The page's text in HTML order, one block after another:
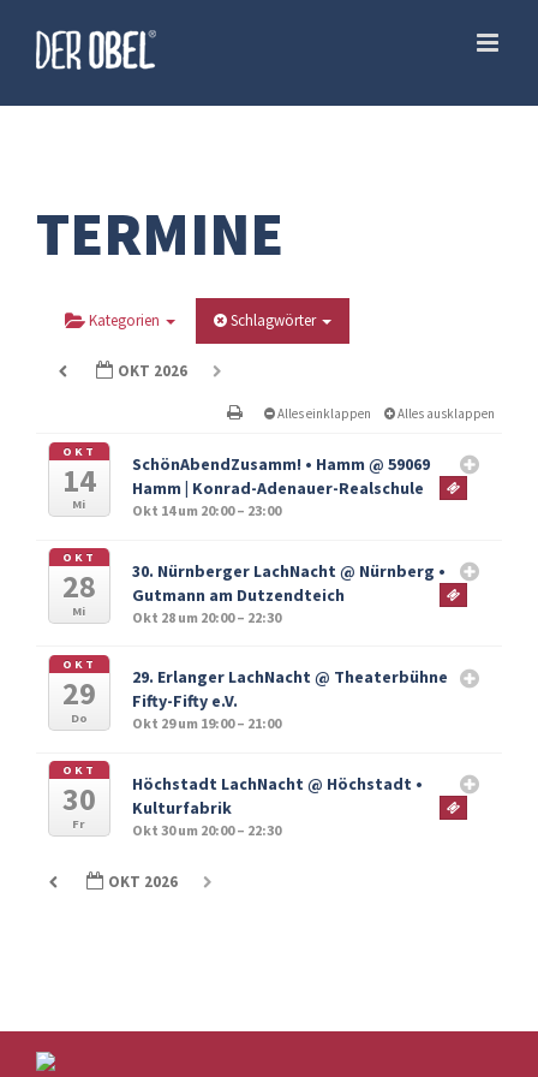
content
TERMINE
Kategorien Schlagwörter
OKT 2026
Alles einklappen Alles ausklappen
OKT
14
Mi
SchönAbendZusamm! • Hamm@ 59069
Hamm | Konrad-Adenauer-Realschule
Okt 14 um 20:00 – 23:00
OKT
28
Mi
30. Nürnberger LachNacht@ Nürnberg •
Gutmann am Dutzendteich
Okt 28 um 20:00 – 22:30
OKT
29
Do
29. Erlanger LachNacht@ Theaterbühne
Fifty-Fifty e.V.
Okt 29 um 19:00 – 21:00
OKT
30
Fr
Höchstadt LachNacht@ Höchstadt •
Kulturfabrik
Okt 30 um 20:00 – 22:30
OKT 2026